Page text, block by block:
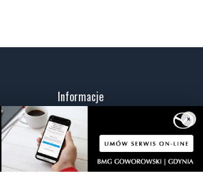
Informacje
O portalu
Kontakt
Regulamin
Polityka prywatności
×